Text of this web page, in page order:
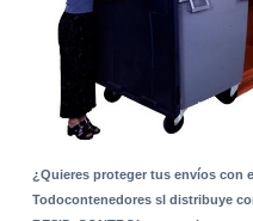
¿Quieres proteger tus envíos con
Todocontenedores sl distribuye